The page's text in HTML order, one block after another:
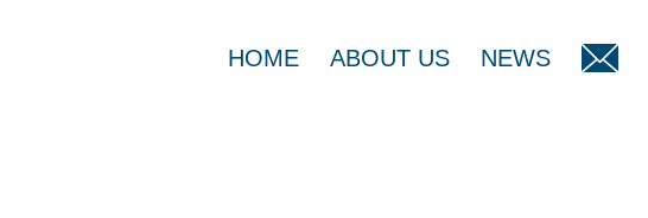
HOME ABOUT US NEWS